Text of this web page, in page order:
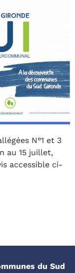
N°1 et 3
au 15 juillet,
accessible ci-
du Sud